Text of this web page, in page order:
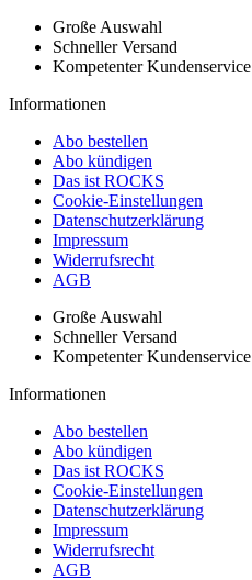
Große Auswahl
Schneller Versand
Kompetenter Kundenservice
Informationen
Abo bestellen
Abo kündigen
Das ist ROCKS
Cookie-Einstellungen
Datenschutzerklärung
Impressum
Widerrufsrecht
AGB
Große Auswahl
Schneller Versand
Kompetenter Kundenservice
Informationen
Abo bestellen
Abo kündigen
Das ist ROCKS
Cookie-Einstellungen
Datenschutzerklärung
Impressum
Widerrufsrecht
AGB